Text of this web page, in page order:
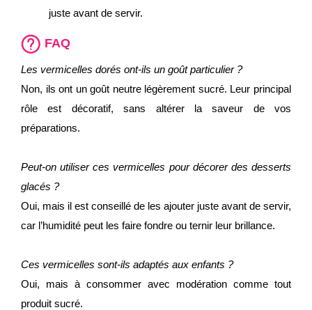
juste avant de servir.
FAQ
Les vermicelles dorés ont-ils un goût particulier ?
Non, ils ont un goût neutre légèrement sucré. Leur principal
rôle est décoratif, sans altérer la saveur de vos
préparations.
Peut-on utiliser ces vermicelles pour décorer des desserts
glacés ?
Oui, mais il est conseillé de les ajouter juste avant de servir,
car l’humidité peut les faire fondre ou ternir leur brillance.
Ces vermicelles sont-ils adaptés aux enfants ?
Oui, mais à consommer avec modération comme tout
produit sucré.